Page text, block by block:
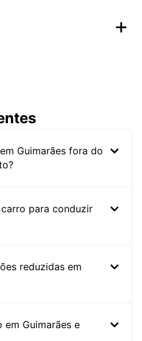
Guimarães fora do
para conduzir
reduzidas em
em Guimarães e